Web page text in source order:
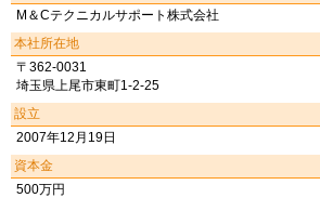
M＆Cテクニカルサポート株式会社
本社所在地
〒362-0031
埼玉県上尾市東町1-2-25
設立
2007年12月19日
資本金
500万円